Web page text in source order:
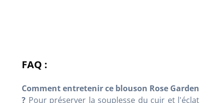
FAQ :
Comment entretenir ce blouson Rose Garden
? Pour préserver la souplesse du cuir et l'éclat